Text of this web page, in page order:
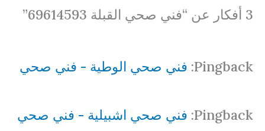
3 أفكار عن “فني صحي القبلة 69614593”
Pingback: فني صحي الوطية - فني صحي
Pingback: فني صحي اشبيلية - فني صحي